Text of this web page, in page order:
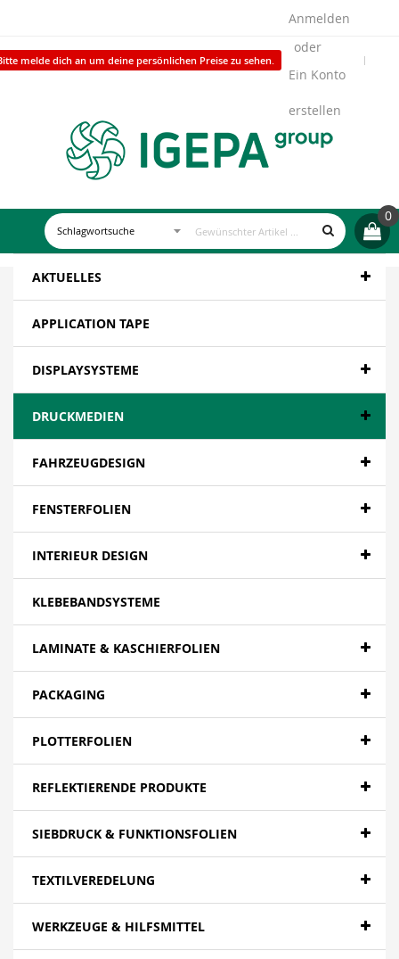
melde dich an um deine persönlichen Preise zu sehen.
Anmelden
Ein Konto
erstellen
0
AKTUELLES
APPLICATION TAPE
DISPLAYSYSTEME
DRUCKMEDIEN
FAHRZEUGDESIGN
FENSTERFOLIEN
INTERIEUR DESIGN
KLEBEBANDSYSTEME
LAMINATE & KASCHIERFOLIEN
PACKAGING
PLOTTERFOLIEN
REFLEKTIERENDE PRODUKTE
SIEBDRUCK & FUNKTIONSFOLIEN
TEXTILVEREDELUNG
WERKZEUGE & HILFSMITTEL